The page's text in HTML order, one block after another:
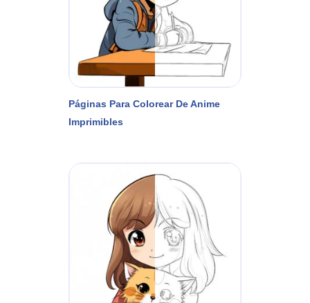
Páginas Para Colorear De Anime
Imprimibles